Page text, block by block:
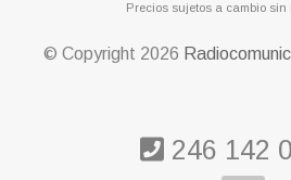
Precios sujetos a cambio sin
© Copyright 2026
246 142